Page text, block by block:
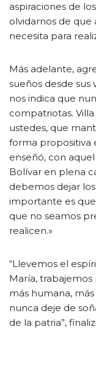
aspiraciones de
olvidarnos de
necesita para
Más adelante,
sueños desde sus
nos indica que
compatriotas.
ustedes, que
forma propositiva
enseñó, con
Bolívar en plena
debemos dejar
importante es
que no seamos
realicen.»
“Llevemos el
María,
más humana,
nunca deje de
de la patria”,